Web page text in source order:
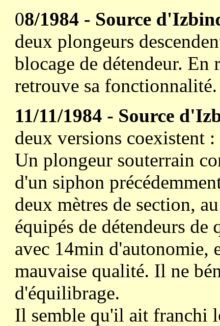
08/1984 - Source
deux plongeurs
blocage de détendeur. En
retrouve sa fonctionnalité.
11/11/1984 - Source
deux versions coexistent :
Un plongeur souterrain
d'un siphon
deux mètres de section,
équipés de détendeurs
avec 14min d'autonomie,
mauvaise qualité. Il ne
d'équilibrage.
Il semble qu'il ait franchi